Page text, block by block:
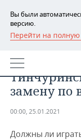
Вы были
версию.
Перейти на
РЕГИОНЫ
БАШКОРТОСТАН
ТАТАРСТАН
НОВОСТИ
АНАЛИТИКА
ДЕКЛАРАЦИИ О
НОВОСТИ
Дорогу
замену по
00:00, 25.01.2021
Должны ли